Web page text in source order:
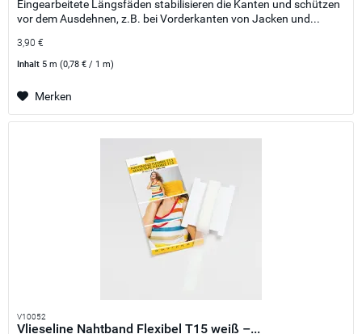
Eingearbeitete Längsfäden stabilisieren die Kanten und schützen
vor dem Ausdehnen, z.B. bei Vorderkanten von Jacken und...
3,90 €
Inhalt 5 m(0,78 € / 1 m)
Merken
V10052
Vlieseline Nahtband Flexibel T15 weiß –...